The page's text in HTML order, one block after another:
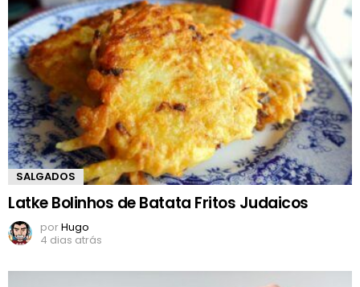
SALGADOS
Latke Bolinhos de Batata Fritos Judaicos
porHugo
4 dias atrás